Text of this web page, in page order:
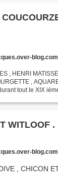
blog.com
, HENRI
,
tout le XIX
WITLOOF .
blog.com